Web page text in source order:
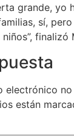
grande, yo
sí,
finalizó
electrónico
están